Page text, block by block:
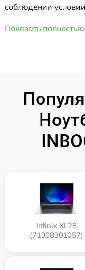
соблюдении
Показать полностью
Infinix XL28
(71008301057)